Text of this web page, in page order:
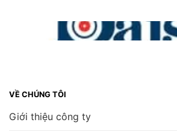
VỀ CHÚNG TÔI
Giới thiệu công ty